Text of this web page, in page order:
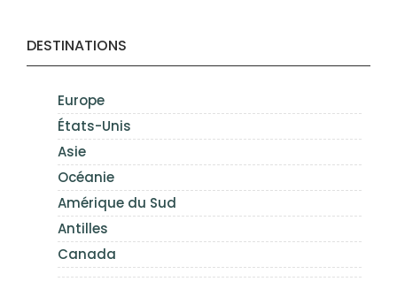
DESTINATIONS
Europe
États-Unis
Asie
Océanie
Amérique du Sud
Antilles
Canada